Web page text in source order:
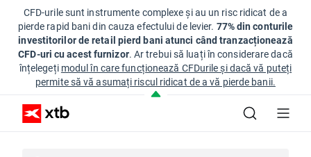
CFD-urile sunt instrumente complexe și au un risc ridicat de a
pierde rapid bani din cauza efectului de levier. 77% din conturile
investitorilor de retail pierd bani atunci când tranzacționează
CFD-uri cu acest furnizor. Ar trebui să luați în considerare dacă
înțelegeți modul în care funcționează CFDurile și dacă vă puteți
permite să vă asumați riscul ridicat de a vă pierde banii.